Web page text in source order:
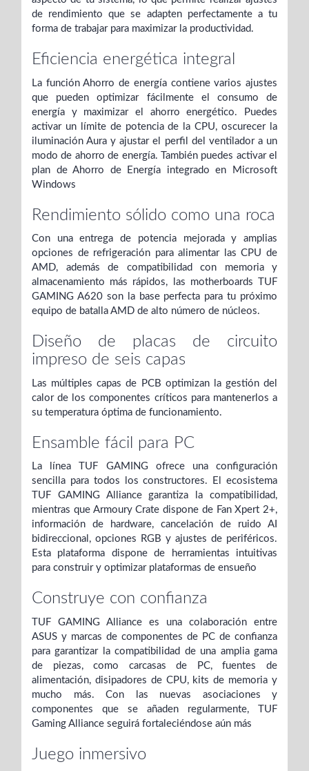
de rendimiento que se adapten perfectamente a tu
forma de trabajar para maximizar la productividad.
Eficiencia energética integral
La función Ahorro de energía contiene varios ajustes
que pueden optimizar fácilmente el consumo de
energía y maximizar el ahorro energético. Puedes
activar un límite de potencia de la CPU, oscurecer la
iluminación Aura y ajustar el perfil del ventilador a un
modo de ahorro de energía. También puedes activar el
plan de Ahorro de Energía integrado en Microsoft
Windows
Rendimiento sólido como una roca
Con una entrega de potencia mejorada y amplias
opciones de refrigeración para alimentar las CPU de
AMD, además de compatibilidad con memoria y
almacenamiento más rápidos, las motherboards TUF
GAMING A620 son la base perfecta para tu próximo
equipo de batalla AMD de alto número de núcleos.
Diseño de placas de circuito
impreso de seis capas
Las múltiples capas de PCB optimizan la gestión del
calor de los componentes críticos para mantenerlos a
su temperatura óptima de funcionamiento.
Ensamble fácil para PC
La línea TUF GAMING ofrece una configuración
sencilla para todos los constructores. El ecosistema
TUF GAMING Alliance garantiza la compatibilidad,
mientras que Armoury Crate dispone de Fan Xpert 2+,
información de hardware, cancelación de ruido AI
bidireccional, opciones RGB y ajustes de periféricos.
Esta plataforma dispone de herramientas intuitivas
para construir y optimizar plataformas de ensueño
Construye con confianza
TUF GAMING Alliance es una colaboración entre
ASUS y marcas de componentes de PC de confianza
para garantizar la compatibilidad de una amplia gama
de piezas, como carcasas de PC, fuentes de
alimentación, disipadores de CPU, kits de memoria y
mucho más. Con las nuevas asociaciones y
componentes que se añaden regularmente, TUF
Gaming Alliance seguirá fortaleciéndose aún más
Juego inmersivo